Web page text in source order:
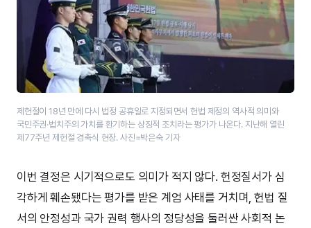
제헌절이 18년 만에 다시 법정 공휴일로 지정되면서 헌법 제정의 역사적 의미와
국민주권·법치주의 가치를 환기하는 상징적 조치라는 평가가 나온다. 지난해 열린
제77주년 제헌절 경축식 현장. 사진=박은숙 기자
이번 결정은 시기적으로도 의미가 적지 않다. 헌정질서가 심
각하게 훼손됐다는 평가를 받은 계엄 사태를 거치며, 헌법 질
서의 안정성과 국가 권력 행사의 정당성을 둘러싼 사회적 논